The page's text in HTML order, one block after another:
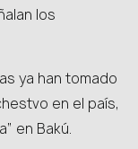
los
ya han tomado
en el país,
en Bakú.